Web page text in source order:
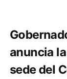
anuncia
sede del